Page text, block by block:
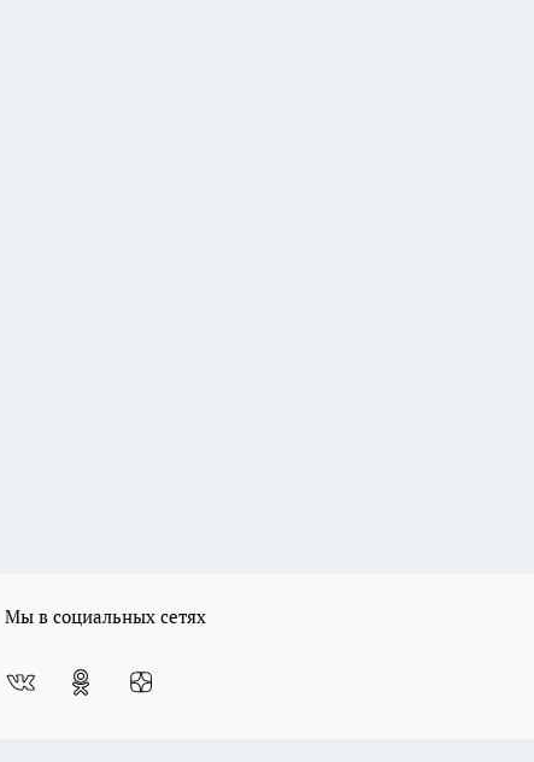
Мы в социальных сетях